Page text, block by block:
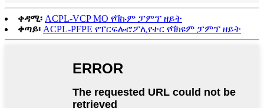
ቀዳሚ፡ ACPL-VCP MO የቫኩም ፓምፕ ዘይት
ቀጣይ፡ ACPL-PFPE የፐርፍሎሮፖሊየተር የቫክዩም ፓምፕ ዘይት